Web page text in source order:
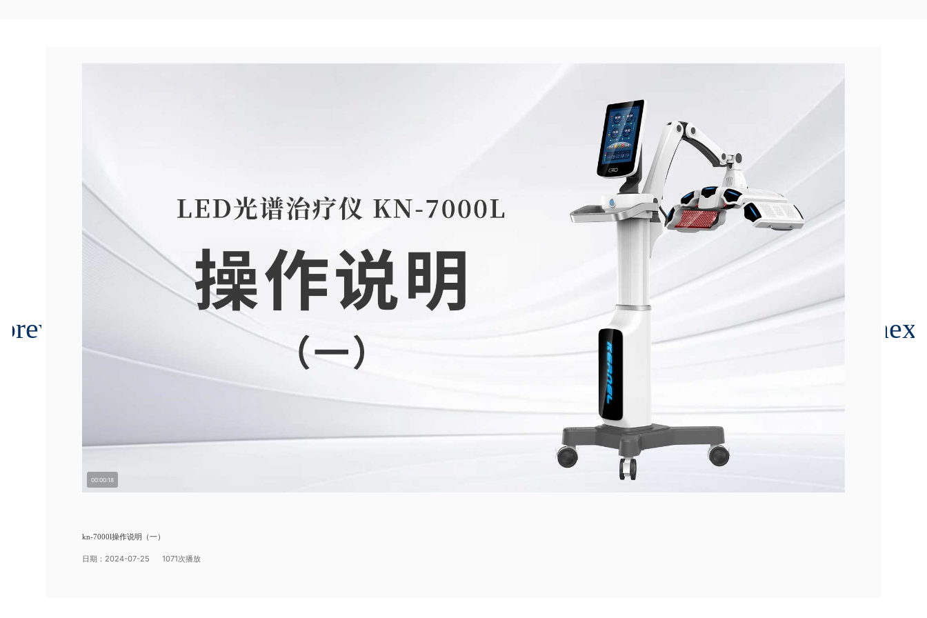
00:00:18
kn-7000l操作说明（一）
日期：2024-07-25 1071次播放